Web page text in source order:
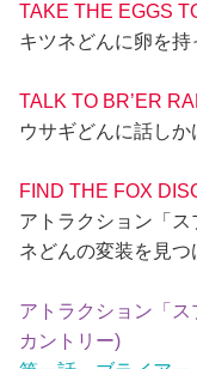
TAKE THE EGGS
キツネどんに卵を持
TALK TO BR’ER
ウサギどんに話しか
FIND THE FOX
アトラクション「
ネどんの変装を見つ
アトラクション「
カントリー)